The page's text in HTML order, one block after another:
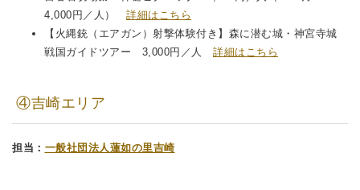
4,000円／人） 詳細はこちら
【火縄銃（エアガン）射撃体験付き】森に潜む城・神宮寺城
戦国ガイドツアー 3,000円／人 詳細はこちら
④吉崎エリア
担当： 一般社団法人蓮如の里吉崎